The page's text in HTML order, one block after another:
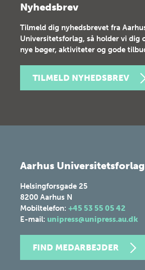
Nyhedsbrev
Tilmeld dig nyhedsbrevet fra
Universitetsforlag, så holder vi dig
nye bøger, aktiviteter og gode
TILMELD NYHEDSBREV
Aarhus Universitetsforlag
Helsingforsgade 25
8200 Aarhus N
Mobiltelefon: +45 53 55 05 42
E-mail: unipress@unipress.au.dk
FIND MEDARBEJDER